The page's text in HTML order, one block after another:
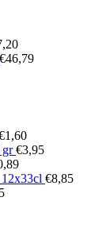
€46,79
1,60
gr €3,95
€8,85